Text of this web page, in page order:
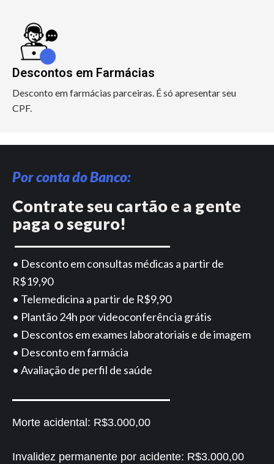
Descontos em Farmácias
Desconto em farmácias parceiras. É só apresentar seu
CPF.
Por conta do Banco:
Contrate seu cartão e a gente
paga o seguro!
• Desconto em consultas médicas a partir de
R$19,90
• Telemedicina a partir de R$9,90
• Plantão 24h por videoconferência grátis
• Descontos em exames laboratoriais e de imagem
• Desconto em farmácia
• Avaliação de perfil de saúde
Morte acidental: R$3.000,00
Invalidez permanente por acidente: R$3.000,00